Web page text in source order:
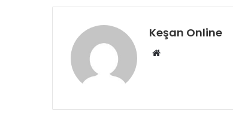
Keşan Online
Web